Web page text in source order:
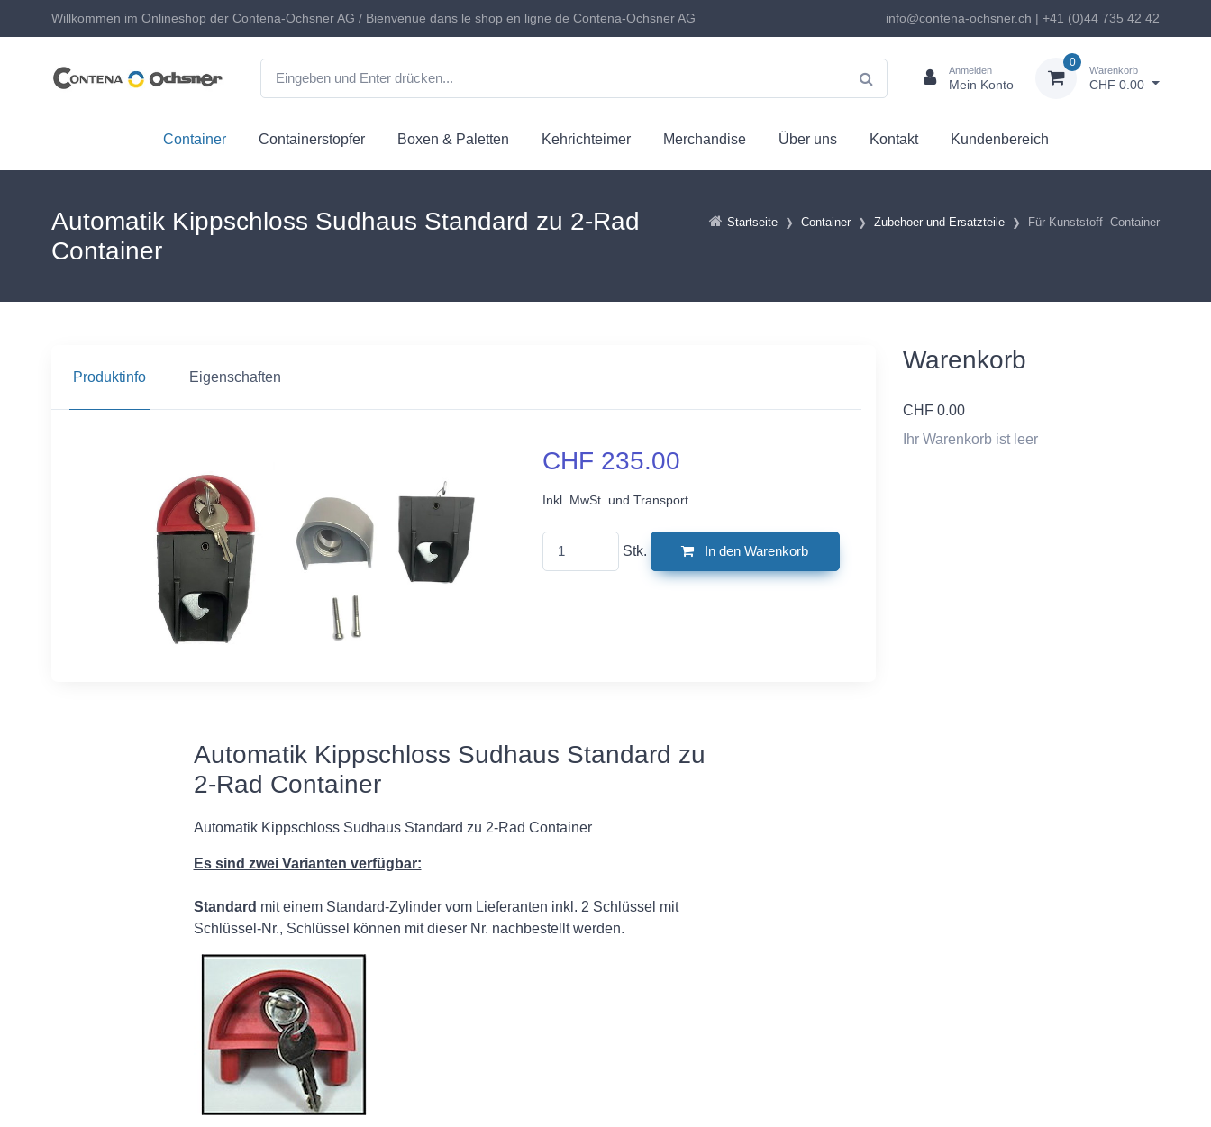
Willkommen im Onlineshop der Contena-Ochsner AG / Bienvenue dans le shop en ligne de Contena-Ochsner AG info@contena-ochsner.ch | +41 (0)44 735 42 42
Anmelden
Mein Konto
0
Warenkorb
CHF 0.00
Container Containerstopfer Boxen & Paletten Kehrichteimer Merchandise Über uns Kontakt Kundenbereich
Startseite Container Zubehoer-und-Ersatzteile Für Kunststoff -Container
Automatik Kippschloss Sudhaus Standard zu 2-Rad
Container
Produktinfo Eigenschaften
CHF 235.00
Inkl. MwSt. und Transport
Stk. In den Warenkorb
Automatik Kippschloss Sudhaus Standard zu
2-Rad Container
Automatik Kippschloss Sudhaus Standard zu 2-Rad Container
Es sind zwei Varianten verfügbar:
Standard mit einem Standard-Zylinder vom Lieferanten inkl. 2 Schlüssel mit
Schlüssel-Nr., Schlüssel können mit dieser Nr. nachbestellt werden.
Warenkorb
CHF 0.00
Ihr Warenkorb ist leer